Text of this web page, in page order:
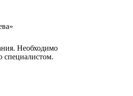
Необходимо
специалистом.